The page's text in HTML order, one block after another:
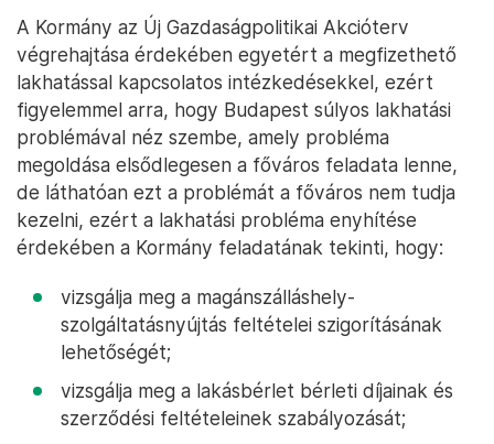
A Kormány az Új Gazdaságpolitikai Akcióterv
végrehajtása érdekében egyetért a megfizethető
lakhatással kapcsolatos intézkedésekkel, ezért
figyelemmel arra, hogy Budapest súlyos lakhatási
problémával néz szembe, amely probléma
megoldása elsődlegesen a főváros feladata lenne,
de láthatóan ezt a problémát a főváros nem tudja
kezelni, ezért a lakhatási probléma enyhítése
érdekében a Kormány feladatának tekinti, hogy:
vizsgálja meg a magánszálláshely-
szolgáltatásnyújtás feltételei szigorításának
lehetőségét;
vizsgálja meg a lakásbérlet bérleti díjainak és
szerződési feltételeinek szabályozását;